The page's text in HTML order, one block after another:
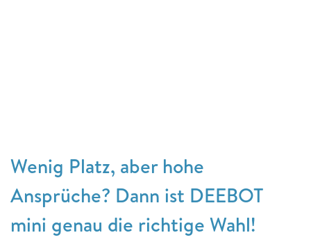
Wenig Platz, aber hohe
Ansprüche? Dann ist DEEBOT
mini genau die richtige Wahl!